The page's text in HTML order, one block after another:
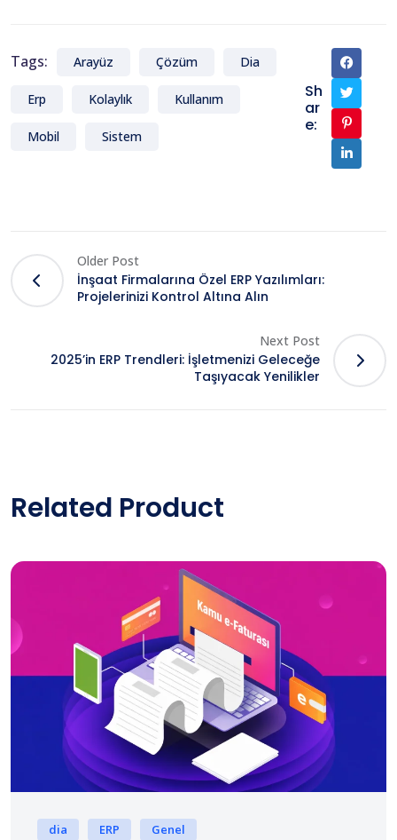
Tags: Arayüz Çözüm Dia
Erp Kolaylık Kullanım
Mobil Sistem
Sh
ar
e:
Older Post
İnşaat Firmalarına Özel ERP Yazılımları:
Projelerinizi Kontrol Altına Alın
Next Post
2025’in ERP Trendleri: İşletmenizi Geleceğe
Taşıyacak Yenilikler
Related Product
dia ERP Genel